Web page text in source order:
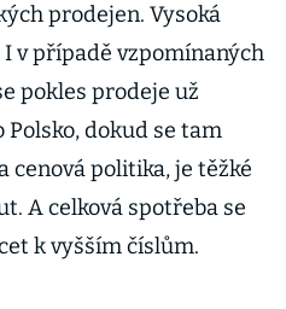
prodejen. Vysoká
v případě vzpomínaných
pokles prodeje už
Polsko, dokud se tam
cenová politika, je těžké
A celková spotřeba se
k vyšším číslům.